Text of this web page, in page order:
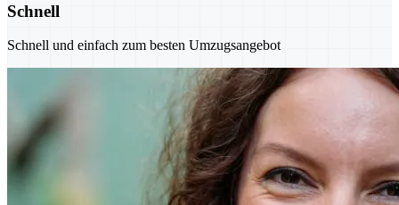
Schnell
Schnell und einfach zum besten Umzugsangebot